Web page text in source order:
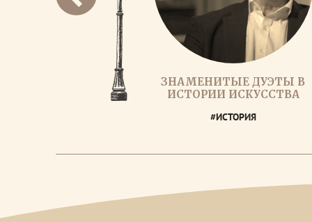
ЗНАМЕНИТЫЕ ДУЭТЫ В
ИСТОРИИ ИСКУССТВА
#ИСТОРИЯ